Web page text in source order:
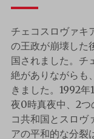
チェコスロヴァキ
の王政が崩壊した
国されました。チ
絶がありながらも
きました。1992年
夜0時真夜中、2つ
コ共和国とスロヴ
アの平和的な分裂